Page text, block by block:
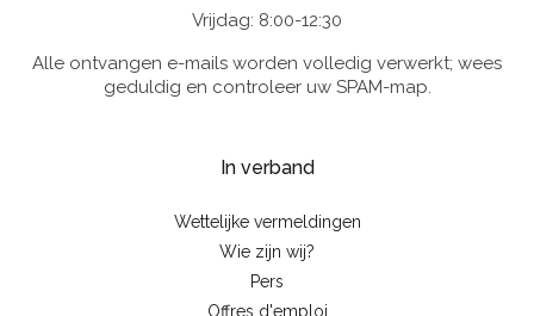
Vrijdag: 8:00-12:30
Alle ontvangen e-mails worden volledig verwerkt; wees
geduldig en controleer uw SPAM-map.
In verband
Wettelijke vermeldingen
Wie zijn wij?
Pers
Offres d'emploi